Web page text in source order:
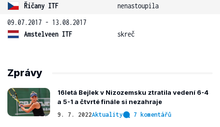
Říčany ITF
nenastoupila
09.07.2017 - 13.08.2017
Amstelveen ITF
skreč
Zprávy
16letá Bejlek v Nizozemsku ztratila vedení 6-4
a 5-1 a čtvrté finále si nezahraje
9. 7. 2022Aktuality 7 komentářů